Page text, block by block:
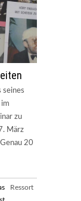
seines
zu
März
20
Ressort